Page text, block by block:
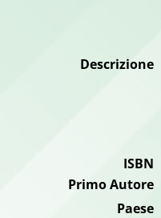
Descrizione
ISBN
Primo Autore
Paese